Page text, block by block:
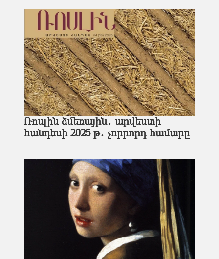
Ռոսլին ձմեռային․ արվեստի
հանդեսի 2025 թ․ չորրորդ համարը